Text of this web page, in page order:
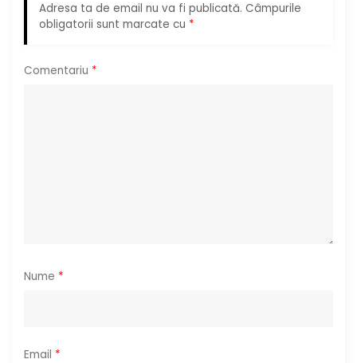
r
t
Adresa ta de email nu va fi publicată. Câmpurile
obligatorii sunt marcate cu *
Comentariu *
Nume *
Email *